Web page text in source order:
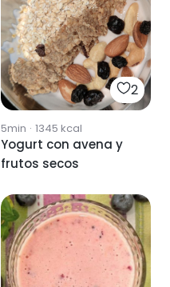
2
5min · 1345 kcal
Yogurt con avena y
frutos secos